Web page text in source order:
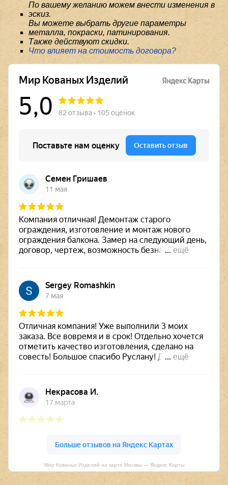
По вашему желанию можем внести изменения в
эскиз.
Вы можете выбрать другие параметры
металла, покраски, патинирования.
Также действуют скидки.
Что влияет на стоимость договора?
Мир Кованых Изделий на карте Москвы — Яндекс Карты